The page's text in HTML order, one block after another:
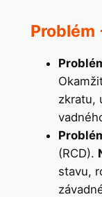
Problém
zkratu,
(RCD).
stavu,